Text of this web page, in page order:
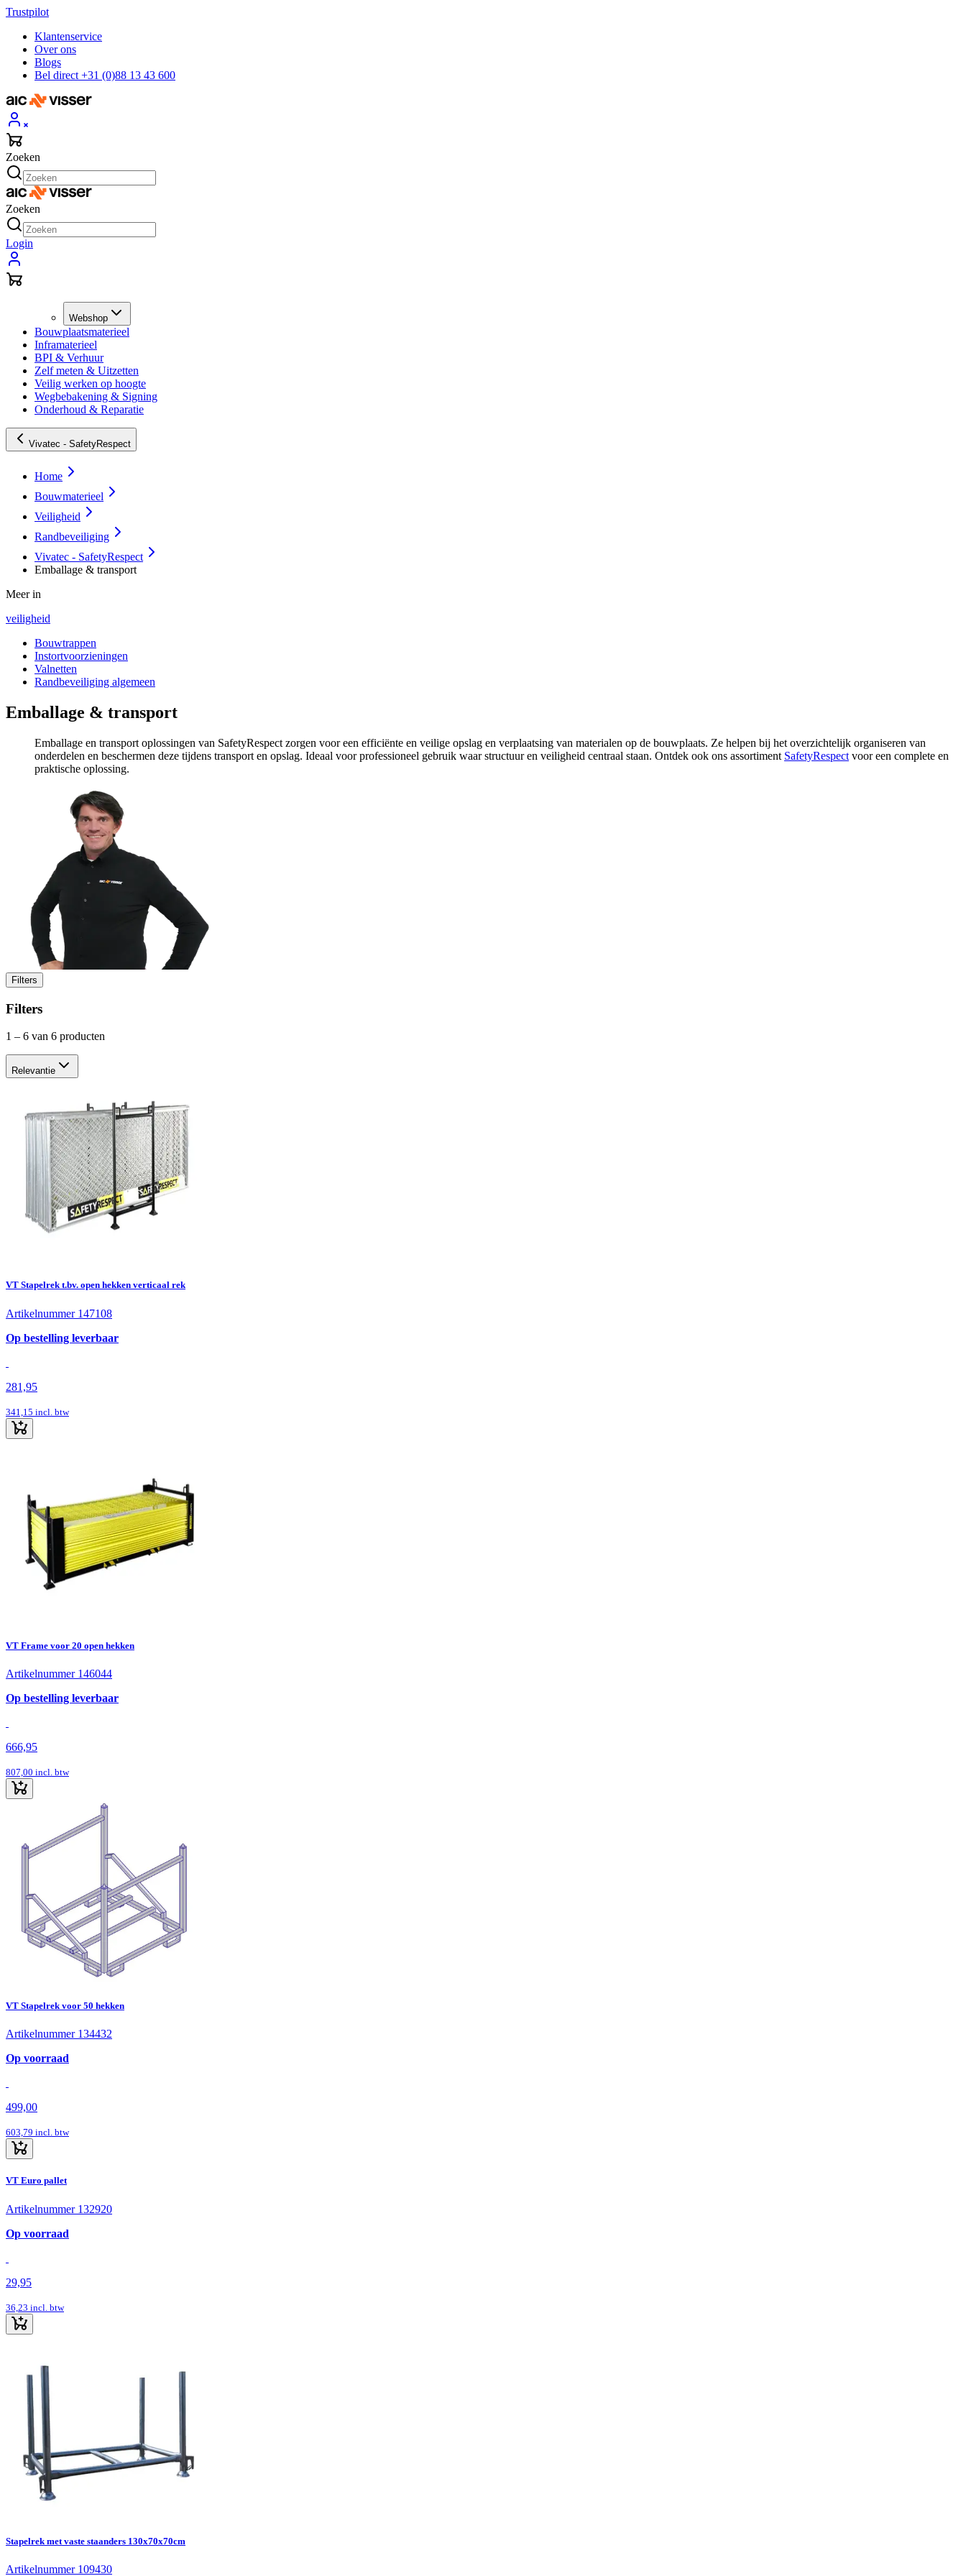
Trustpilot
Klantenservice
Over ons
Blogs
Bel direct +31 (0)88 13 43 600
Zoeken
Zoeken
Login
Webshop
Bouwplaatsmaterieel
Inframaterieel
BPI & Verhuur
Zelf meten & Uitzetten
Veilig werken op hoogte
Wegbebakening & Signing
Onderhoud & Reparatie
Vivatec - SafetyRespect
Home
Bouwmaterieel
Veiligheid
Randbeveiliging
Vivatec - SafetyRespect
Emballage & transport
Meer in
veiligheid
Bouwtrappen
Instortvoorzieningen
Valnetten
Randbeveiliging algemeen
Emballage & transport
Emballage en transport oplossingen van SafetyRespect zorgen voor een efficiënte en veilige opslag en verplaatsing van materialen op de bouwplaats. Ze helpen bij het overzichtelijk organiseren van
onderdelen en beschermen deze tijdens transport en opslag. Ideaal voor professioneel gebruik waar structuur en veiligheid centraal staan. Ontdek ook ons assortiment SafetyRespect voor een complete en
praktische oplossing.
Filters
Filters
1 – 6 van 6 producten
Relevantie
VT Stapelrek t.bv. open hekken verticaal rek
Artikelnummer 147108
Op bestelling leverbaar
281,95
341,15 incl. btw
VT Frame voor 20 open hekken
Artikelnummer 146044
Op bestelling leverbaar
666,95
807,00 incl. btw
VT Stapelrek voor 50 hekken
Artikelnummer 134432
Op voorraad
499,00
603,79 incl. btw
VT Euro pallet
Artikelnummer 132920
Op voorraad
29,95
36,23 incl. btw
Stapelrek met vaste staanders 130x70x70cm
Artikelnummer 109430